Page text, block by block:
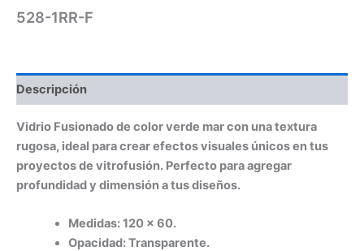
528-1RR-F
Descripción
Vidrio Fusionado de color verde mar con una textura
rugosa, ideal para crear efectos visuales únicos en tus
proyectos de vitrofusión. Perfecto para agregar
profundidad y dimensión a tus diseños.
Medidas: 120 x 60.
Opacidad: Transparente.